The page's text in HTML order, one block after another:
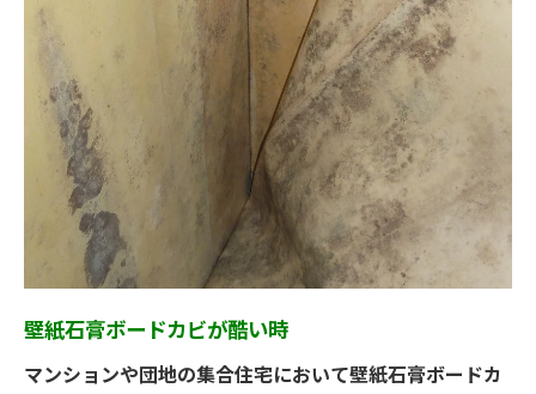
壁紙石膏ボードカビが酷い時
マンションや団地の集合住宅において壁紙石膏ボードカ